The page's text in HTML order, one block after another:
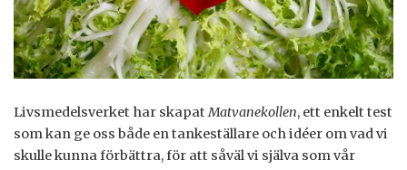
Livsmedelsverket har skapatMatvanekollen, ett enkelt test
som kan ge oss både en tankeställare och idéer om vad vi
skulle kunna förbättra, för att såväl vi själva som vår